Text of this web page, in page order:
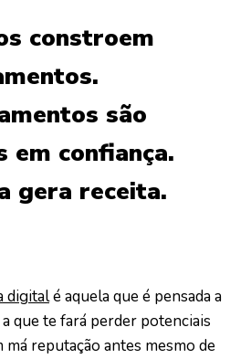
constroem
são
em confiança.
gera receita.
digitalé aquela que é pensada a
que te fará perder potenciais
reputação antes mesmo de